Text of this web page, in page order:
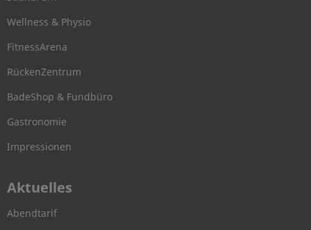
Wellness & Physio
FitnessArena
RückenZentrum
BadeShop & Fundbüro
Gastronomie
Impressionen
Aktuelles
Abendtarif